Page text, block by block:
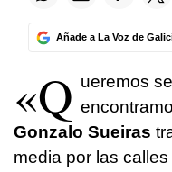
Añade a La Voz de
«Q ueremos
Gonzalo Sueiras
media por las